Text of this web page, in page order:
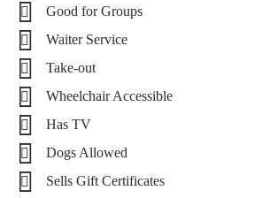
Good for Groups
Waiter Service
Take-out
Wheelchair Accessible
Has TV
Dogs Allowed
Sells Gift Certificates